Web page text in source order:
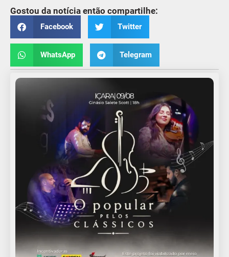
Gostou da notícia então compartilhe:
Facebook Twitter
WhatsApp Telegram